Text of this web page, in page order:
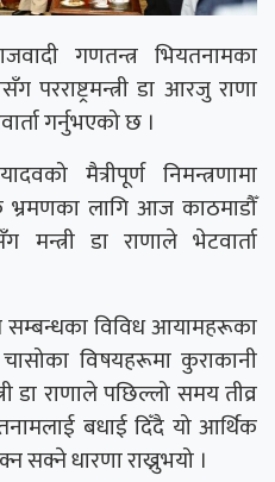
गणतन्त्र भियतनामका
परराष्ट्रमन्त्री डा आरजु राणा
गर्नुभएको छ ।
मैत्रीपूर्ण निमन्त्रणामा
लागि आज काठमाडौँ
मन्त्री डा राणाले भेटवार्ता
सम्बन्धका विविध आयामहरूका
विषयहरूमा कुराकानी
डा राणाले पछिल्लो समय तीव्र
बधाई दिँदै यो आर्थिक
सक्ने धारणा राख्नुभयो ।